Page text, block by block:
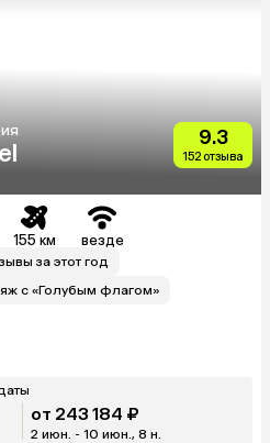
9.3
152 отзыва
155 км везде
за этот год
с «Голубым флагом»
от 243 184 ₽
2 июн. - 10 июн., 8 н.